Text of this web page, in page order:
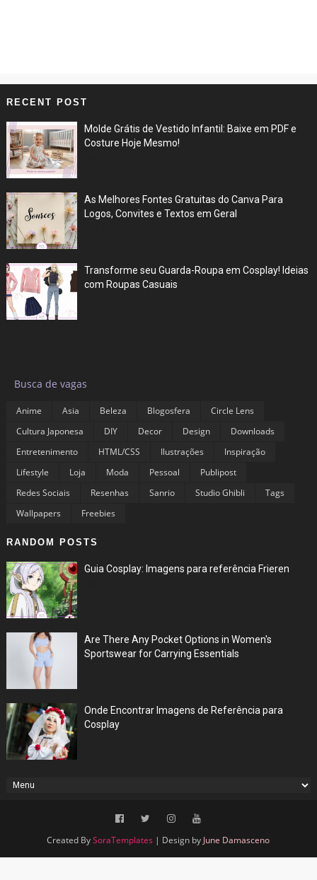
RECENT POST
Molde Grátis de Vestido Infantil: Baixe em PDF e
Costure Hoje Mesmo!
As Melhores Fontes Gratuitas do Canva Para
Logos, Convites e Textos em Geral
Transforme seu Guarda-Roupa em Cosplay! Ideias
com Roupas Casuais
Busca de vagas
Anime Asia Beleza Blogosfera
Circle Lens
Cultura Japonesa
DIY Decor Design
Downloads
Entretenimento
HTML/CSS Ilustrações
Inspiração
Lifestyle
Loja Moda Pessoal
Publipost
Redes Sociais
Resenhas Sanrio Studio Ghibli
Tags
Wallpapers
Freebies
RANDOM POSTS
Guia Cosplay: Imagens para referência Frieren
Are There Any Pocket Options in Women's
Sportswear for Carrying Essentials
Onde Encontrar Imagens de Referência para
Cosplay
Created BySoraTemplates | Design by June Damasceno